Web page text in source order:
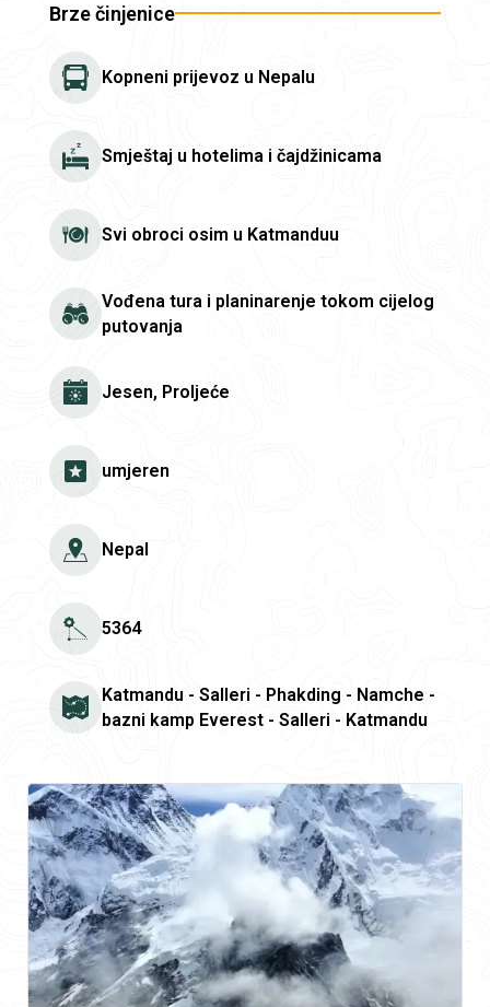
Brze činjenice
Kopneni prijevoz u Nepalu
Smještaj u hotelima i čajdžinicama
Svi obroci osim u Katmanduu
Vođena tura i planinarenje tokom cijelog
putovanja
Jesen, Proljeće
umjeren
Nepal
5364
Katmandu - Salleri - Phakding - Namche -
bazni kamp Everest - Salleri - Katmandu